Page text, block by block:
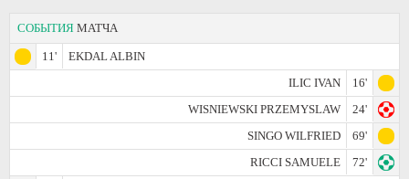
СОБЫТИЯ МАТЧА
11'
EKDAL ALBIN
ILIC IVAN
16'
WISNIEWSKI PRZEMYSLAW
24'
SINGO WILFRIED
69'
RICCI SAMUELE
72'